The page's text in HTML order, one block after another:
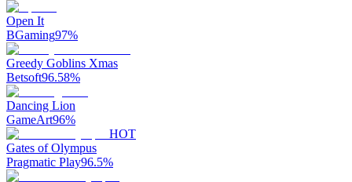
Open It
BGaming97%
Greedy Goblins Xmas
Betsoft96.58%
Dancing Lion
GameArt96%
HOT
Gates of Olympus
Pragmatic Play96.5%